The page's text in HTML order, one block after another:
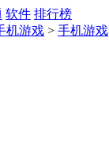
软件 排行榜
机游戏 > 手机游戏